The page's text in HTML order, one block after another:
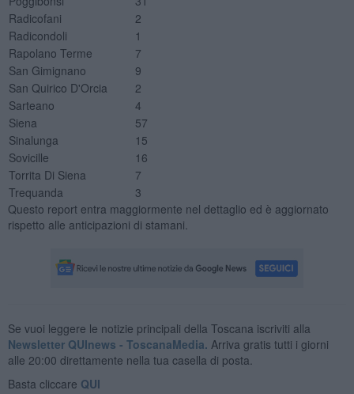
Radicofani
2
Radicondoli
1
Rapolano Terme
7
San Gimignano
9
San Quirico D'Orcia
2
Sarteano
4
Siena
57
Sinalunga
15
Sovicille
16
Torrita Di Siena
7
Trequanda
3
Questo report entra maggiormente nel dettaglio ed è aggiornato
rispetto alle anticipazioni di stamani.
Se vuoi leggere le notizie principali della Toscana iscriviti alla
Newsletter QUInews - ToscanaMedia. Arriva gratis tutti i giorni
alle 20:00 direttamente nella tua casella di posta.
Basta cliccare QUI